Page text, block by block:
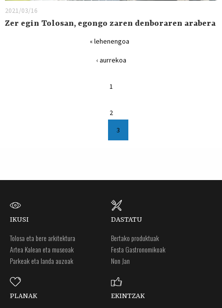
2021/03/16
Zer egin Tolosan, egongo zaren denboraren arabera
« lehenengoa
‹ aurrekoa
1
2
3
IKUSI
Tolosa eta bere arkitektura
Artea Kalean eta museoak
Parkeak eta landa auzoak
DASTATU
Bertako produktuak
Festa Gastronomikoak
Non Jan
PLANAK EKINTZAK